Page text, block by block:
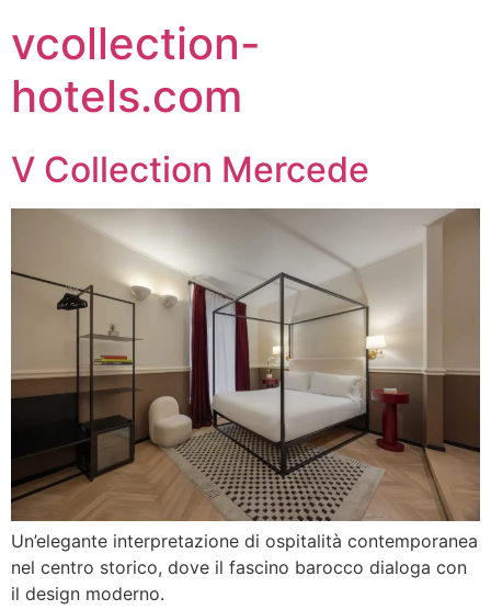
vcollection-
hotels.com
V Collection Mercede
Un’elegante interpretazione di ospitalità contemporanea
nel centro storico, dove il fascino barocco dialoga con
il design moderno.